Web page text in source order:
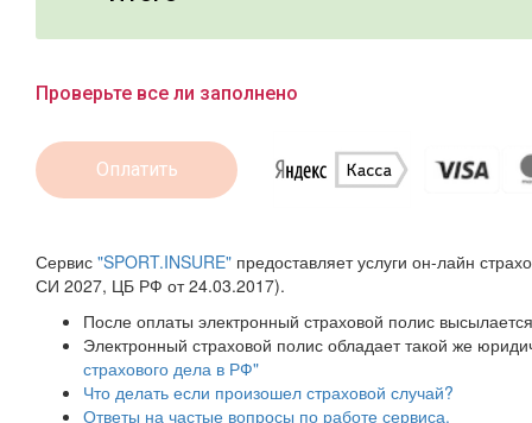
Проверьте все ли заполнено
Оплатить
Сервис "SPORT.INSURE" предоставляет услуги он-лайн
СИ 2027, ЦБ РФ от 24.03.2017).
После оплаты электронный страховой полис
Электронный страховой полис обладает такой же
страхового дела в РФ"
Что делать если произошел страховой случай?
Ответы на частые вопросы по работе сервиса.